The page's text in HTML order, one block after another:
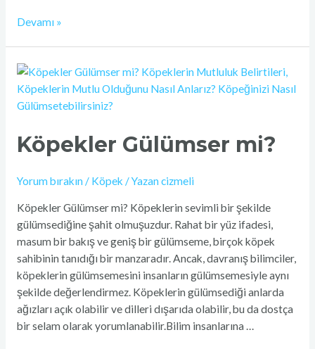
Devamı »
Köpekler Gülümser mi?
Yorum bırakın / Köpek / Yazan cizmeli
Köpekler Gülümser mi? Köpeklerin sevimli bir şekilde
gülümsediğine şahit olmuşuzdur. Rahat bir yüz ifadesi,
masum bir bakış ve geniş bir gülümseme, birçok köpek
sahibinin tanıdığı bir manzaradır. Ancak, davranış bilimciler,
köpeklerin gülümsemesini insanların gülümsemesiyle aynı
şekilde değerlendirmez. Köpeklerin gülümsediği anlarda
ağızları açık olabilir ve dilleri dışarıda olabilir, bu da dostça
bir selam olarak yorumlanabilir.Bilim insanlarına …
Köpekler
Gülümser
mi?